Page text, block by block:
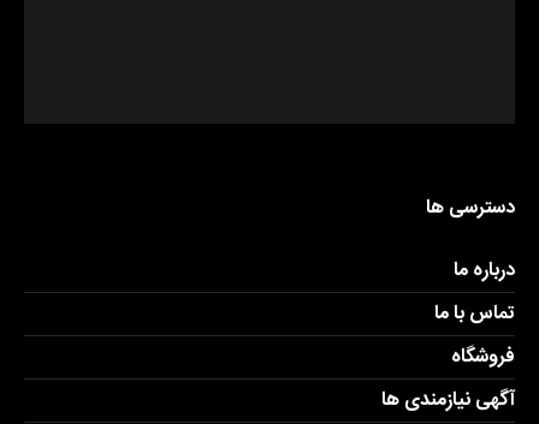
دسترسی ها
درباره ما
تماس با ما
فروشگاه
آگهی نیازمندی ها